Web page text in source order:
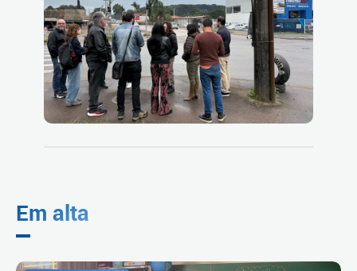
Em alta